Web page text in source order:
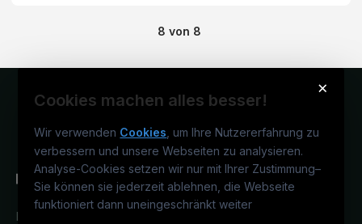
8 von 8
×
Cookies machen alles besser!
Wir verwenden Cookies , um Ihre Nutzererfahrung zu
verbessern und unsere Webseiten zu analysieren.
Analyse-Cookies setzen wir nur mit Ihrer Zustimmung–
Sie können sie jederzeit ablehnen, die Webseite
funktioniert dann uneingeschränkt weiter
Deutschlands medizinisches